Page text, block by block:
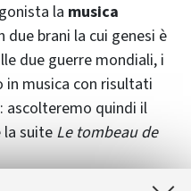
la musica
due brani la cui genesi è
due guerre mondiali, i
musica con risultati
ascolteremo quindi il
la suiteLe tombeau de